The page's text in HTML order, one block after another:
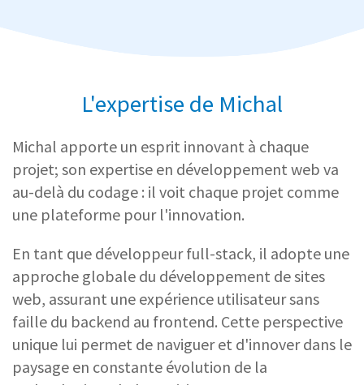
L'expertise de Michal
Michal apporte un esprit innovant à chaque
projet; son expertise en développement web va
au-delà du codage : il voit chaque projet comme
une plateforme pour l'innovation.
En tant que développeur full-stack, il adopte une
approche globale du développement de sites
web, assurant une expérience utilisateur sans
faille du backend au frontend. Cette perspective
unique lui permet de naviguer et d'innover dans le
paysage en constante évolution de la